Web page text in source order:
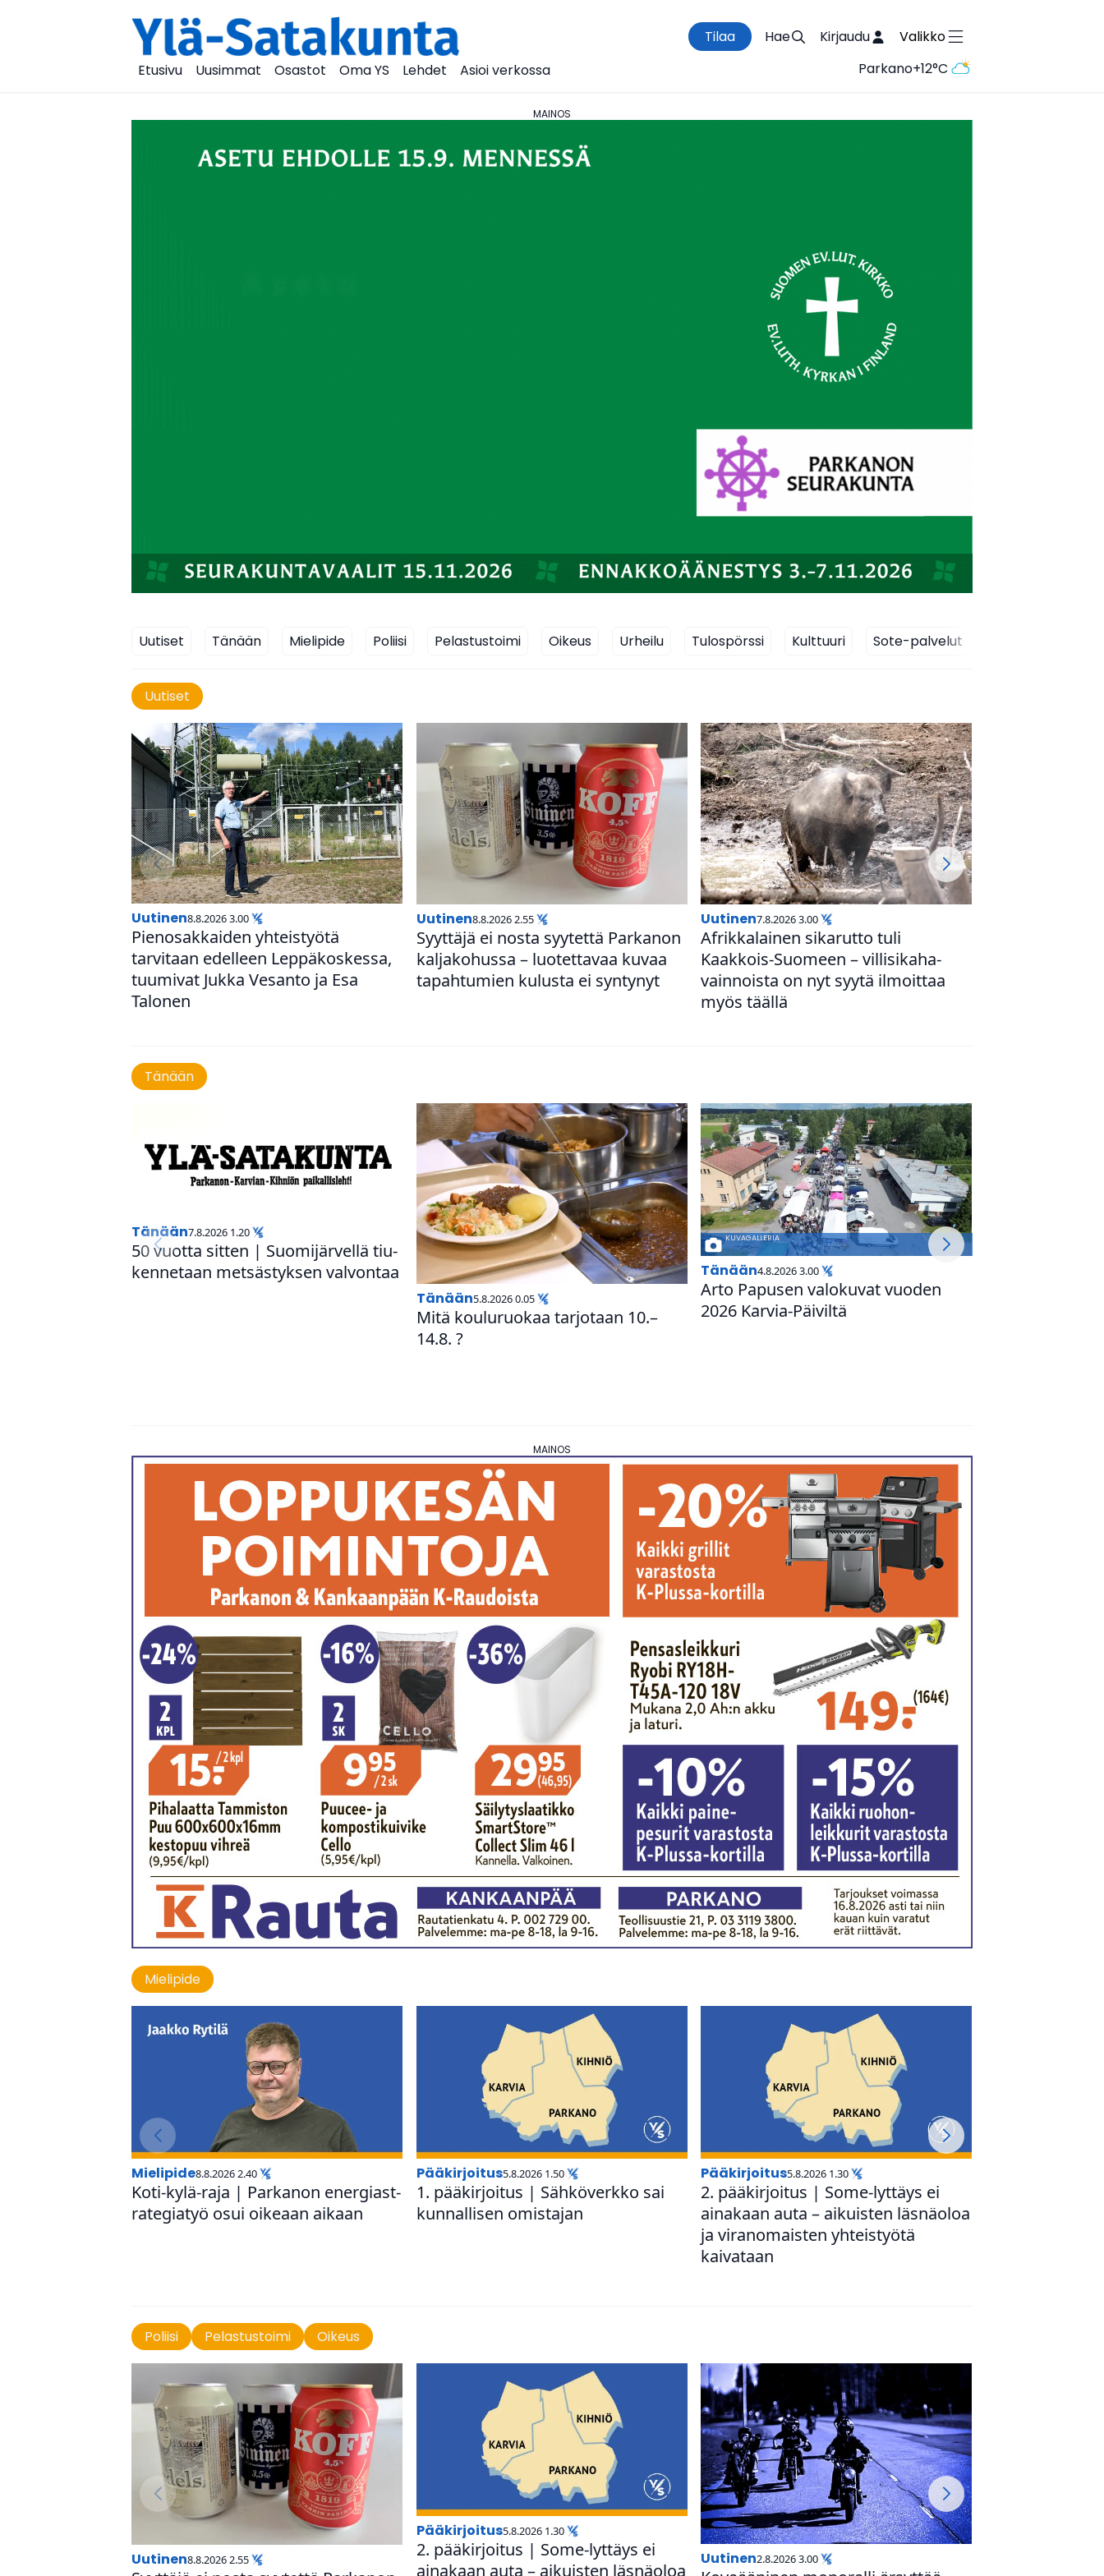
Tilaa Hae Kirjaudu
Valikko
Etusivu
Uusimmat Osastot Oma YS Lehdet Asioi verkossa Parkano+12°C
Uutiset Tänään Mielipide Poliisi Pelastustoimi Oikeus Urheilu Tulospörssi Kulttuuri Sote-palvelut
Uutiset
uutinen8.8.2026 3.00
Pie­no­sak­kai­den yhteis­työtä
tarvitaan edelleen Lep­pä­kos­kessa,
tuumivat Jukka Vesanto ja Esa
Talonen
uutinen8.8.2026 2.55
Syyttäjä ei nosta syytettä Parkanon
kal­ja­ko­hussa – luo­tet­ta­vaa kuvaa
tapah­tu­mien kulusta ei syntynyt
uutinen7.8.2026 3.00
Afrik­ka­lai­nen sikarutto tuli
Kaakkois-Suomeen – vil­li­si­ka­ha­
vain­noista on nyt syytä ilmoittaa
myös täällä
Tänään
Tänään7.8.2026 1.20
50 vuotta sitten | Suo­mi­jär­vellä tiu­
ken­ne­taan met­säs­tyk­sen valvontaa
Tänään5.8.2026 0.05
Mitä kou­lu­ruo­kaa tarjotaan 10.–
14.8. ?
Tänään4.8.2026 3.00
Arto Papusen valokuvat vuoden
2026 Karvia-Päiviltä
Mielipide
mielipide8.8.2026 2.40
Koti-kylä-raja | Parkanon ener­gi­ast­
ra­te­gi­a­työ osui oikeaan aikaan
pääkirjoitus5.8.2026 1.50
1. pää­kir­joi­tus | Säh­kö­verkko sai
kun­nal­li­sen omistajan
pääkirjoitus5.8.2026 1.30
2. pää­kir­joi­tus | Some-lyttäys ei
ainakaan auta – aikuisten läsnäoloa
ja vira­no­mais­ten yhteis­työtä
kaivataan
Poliisi Pelastustoimi Oikeus
uutinen8.8.2026 2.55
pääkirjoitus5.8.2026 1.30
2. pää­kir­joi­tus | Some-lyttäys ei
ainakaan auta – aikuisten läsnäoloa
uutinen2.8.2026 3.00